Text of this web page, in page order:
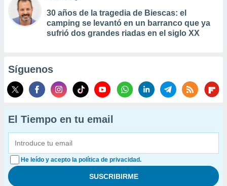
30 años de la tragedia de Biescas: el
camping se levantó en un barranco que ya
sufrió dos grandes riadas en el siglo XX
Síguenos
El Tiempo en tu email
He leído y acepto la política de privacidad.